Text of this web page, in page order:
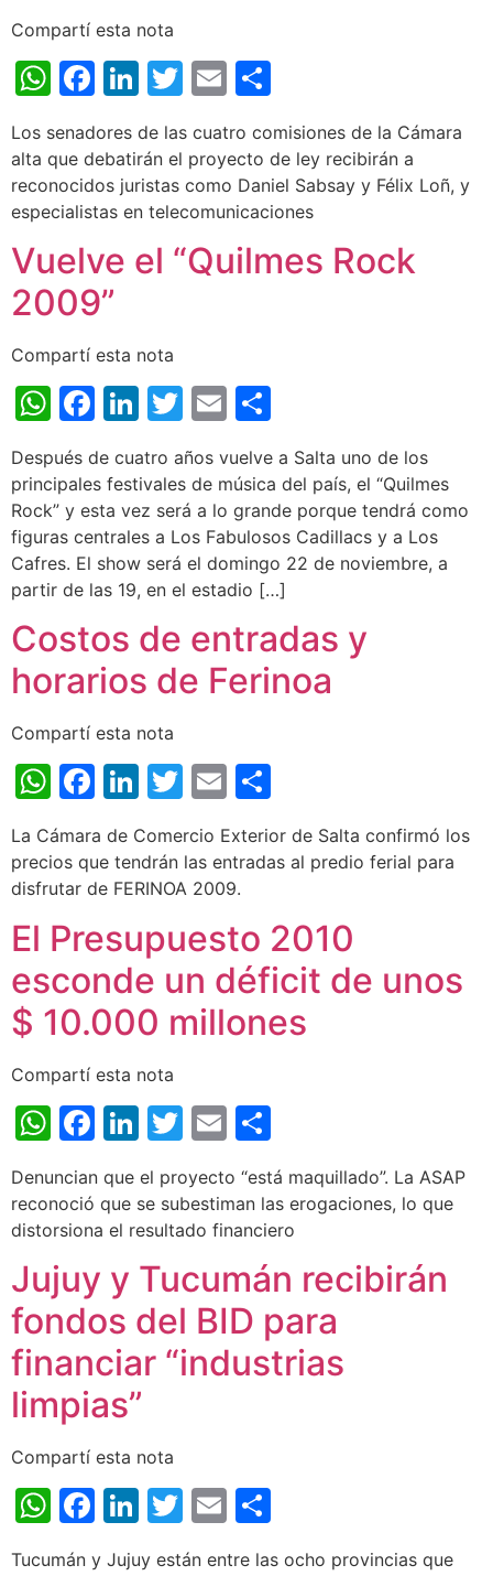
Compartí esta nota
WhatsApp
Facebook
LinkedIn
Twitter
Email
Los senadores de las cuatro comisiones de la Cámara
alta que debatirán el proyecto de ley recibirán a
reconocidos juristas como Daniel Sabsay y Félix Loñ, y
especialistas en telecomunicaciones
Vuelve el “Quilmes Rock
2009”
Compartí esta nota
WhatsApp
Facebook
LinkedIn
Twitter
Email
Después de cuatro años vuelve a Salta uno de los
principales festivales de música del país, el “Quilmes
Rock” y esta vez será a lo grande porque tendrá como
figuras centrales a Los Fabulosos Cadillacs y a Los
Cafres. El show será el domingo 22 de noviembre, a
partir de las 19, en el estadio […]
Costos de entradas y
horarios de Ferinoa
Compartí esta nota
WhatsApp
Facebook
LinkedIn
Twitter
Email
La Cámara de Comercio Exterior de Salta confirmó los
precios que tendrán las entradas al predio ferial para
disfrutar de FERINOA 2009.
El Presupuesto 2010
esconde un déficit de unos
$ 10.000 millones
Compartí esta nota
WhatsApp
Facebook
LinkedIn
Twitter
Email
Denuncian que el proyecto “está maquillado”. La ASAP
reconoció que se subestiman las erogaciones, lo que
distorsiona el resultado financiero
Jujuy y Tucumán recibirán
fondos del BID para
financiar “industrias
limpias”
Compartí esta nota
WhatsApp
Facebook
LinkedIn
Twitter
Email
Tucumán y Jujuy están entre las ocho provincias que